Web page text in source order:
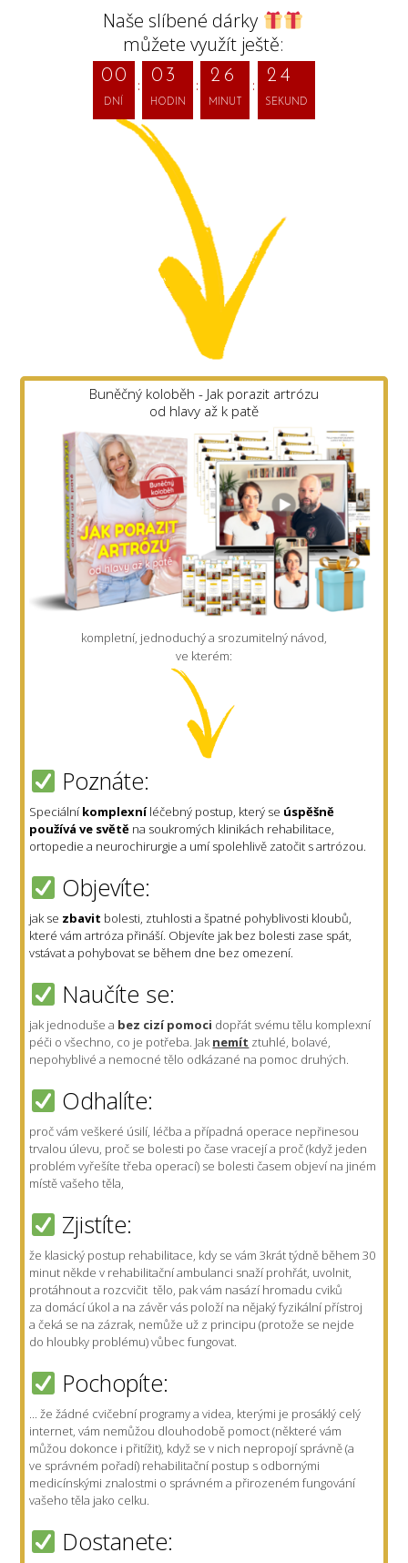
Naše slíbené dárky
můžete využít ještě:
00
DNÍ
0 3
HODIN
2 6
MINUT
2
3
SEKUND
Buněčný koloběh - Jak porazit artrózu
od hlavy až k patě
kompletní, jednoduchý a srozumitelný návod,
ve kterém:
Poznáte:
Speciálníkomplexníléčebný postup, který se úspěšně
používá ve světě na soukromých klinikách rehabilitace,
ortopedie a neurochirurgie a umí spolehlivě zatočit s artrózou.
Objevíte:
jak se zbavit bolesti, ztuhlosti a špatné pohyblivosti kloubů,
které vám artróza přináší. Objevíte jak bez bolesti zase spát,
vstávat a pohybovat se během dne bez omezení.
Naučíte se:
jak jednoduše a bez cizí pomoci dopřát svému tělu komplexní
péči o všechno, co je potřeba. Jak nemít ztuhlé, bolavé,
nepohyblivé a nemocné tělo odkázané na pomoc druhých.
Odhalíte:
proč vám veškeré úsilí, léčba a případná operace nepřinesou
trvalou úlevu, proč se bolesti po čase vracejí a proč (když jeden
problém vyřešíte třeba operací) se bolesti časem objeví na jiném
místě vašeho těla,
Zjistíte:
že klasický postup rehabilitace, kdy se vám 3krát týdně během 30
minut někde v rehabilitační ambulanci snaží prohřát, uvolnit,
protáhnout a rozcvičit tělo, pak vám nasází hromadu cviků
za domácí úkol a na závěr vás položí na nějaký fyzikální přístroj
a čeká se na zázrak, nemůže už z principu (protože se nejde
do hloubky problému) vůbec fungovat.
Pochopíte:
... že žádné cvičební programy a videa, kterými je prosáklý celý
internet, vám nemůžou dlouhodobě pomoct (některé vám
můžou dokonce i přitížit), když se v nich nepropojí správně (a
ve správném pořadí) rehabilitační postup s odbornými
medicínskými znalostmi o správném a přirozeném fungování
vašeho těla jako celku.
Dostanete: